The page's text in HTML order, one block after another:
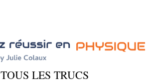
TOUS LES TRUCS